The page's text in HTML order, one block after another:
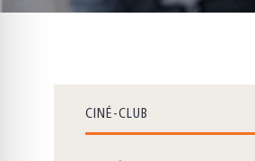
CINÉ-CLUB